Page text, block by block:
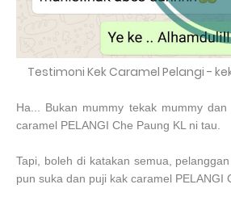
Testimoni Kek Caramel Pelangi -
Ha... Bukan mummy tekak mummy
caramel PELANGI Che Paung KL ni tau.
Tapi, boleh di katakan semua,
pun suka dan puji kak caramel PELANGI